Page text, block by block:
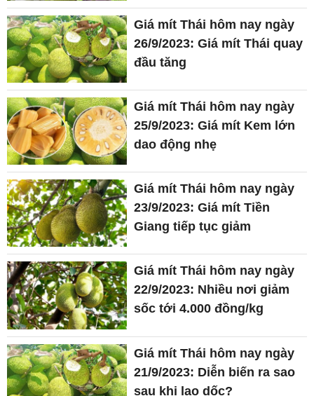
Giá mít Thái hôm nay ngày
26/9/2023: Giá mít Thái quay
đầu tăng
Giá mít Thái hôm nay ngày
25/9/2023: Giá mít Kem lớn
dao động nhẹ
Giá mít Thái hôm nay ngày
23/9/2023: Giá mít Tiền
Giang tiếp tục giảm
Giá mít Thái hôm nay ngày
22/9/2023: Nhiều nơi giảm
sốc tới 4.000 đồng/kg
Giá mít Thái hôm nay ngày
21/9/2023: Diễn biến ra sao
sau khi lao dốc?